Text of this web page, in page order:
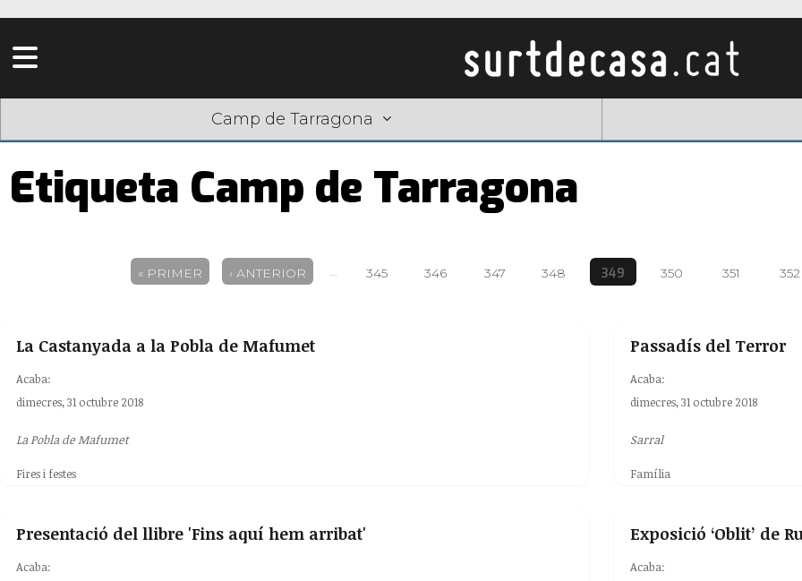
Camp de Tarragona
Etiqueta Camp de Tarragona
« PRIMER ‹ ANTERIOR … 345 346 347 348 349 350 351 352
La Castanyada a la Pobla de Mafumet
Acaba:
dimecres, 31 octubre 2018
La Pobla de Mafumet
Fires i festes
Passadís del Terror
Acaba:
dimecres, 31 octubre 2018
Sarral
Família
Presentació del llibre 'Fins aquí hem arribat'
Acaba:
Exposició ‘Oblit’ de
Acaba: